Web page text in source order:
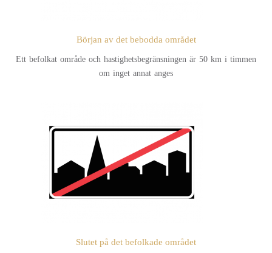
Början av det bebodda området
Ett befolkat område och hastighetsbegränsningen är 50 km i timmen
om inget annat anges
Slutet på det befolkade området